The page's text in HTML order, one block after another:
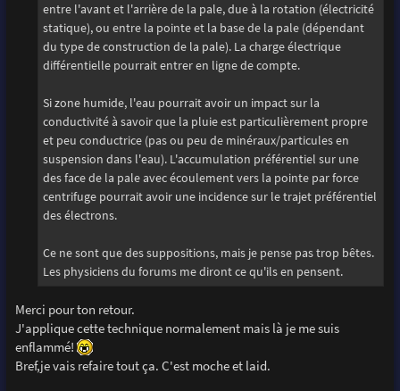
entre l'avant et l'arrière de la pale, due à la rotation (électricité
statique), ou entre la pointe et la base de la pale (dépendant
du type de construction de la pale). La charge électrique
différentielle pourrait entrer en ligne de compte.
Si zone humide, l'eau pourrait avoir un impact sur la
conductivité à savoir que la pluie est particulièrement propre
et peu conductrice (pas ou peu de minéraux/particules en
suspension dans l'eau). L'accumulation préférentiel sur une
des face de la pale avec écoulement vers la pointe par force
centrifuge pourrait avoir une incidence sur le trajet préférentiel
des électrons.
Ce ne sont que des suppositions, mais je pense pas trop bêtes.
Les physiciens du forums me diront ce qu'ils en pensent.
Merci pour ton retour.
J'applique cette technique normalement mais là je me suis
enflammé!
Bref,je vais refaire tout ça. C'est moche et laid.